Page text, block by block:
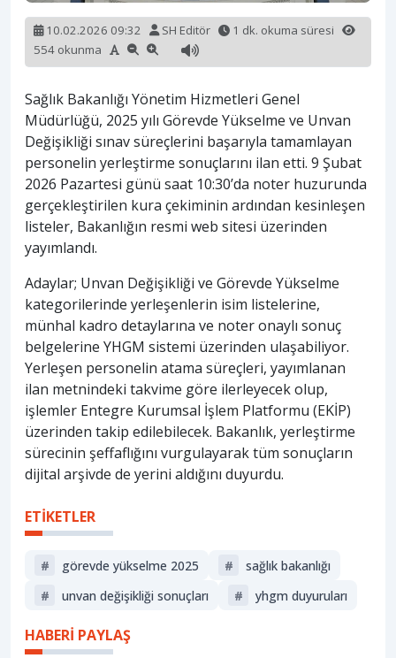
10.02.2026 09:32 SH Editör
1 dk. okuma süresi
554 okunma
Sağlık Bakanlığı Yönetim Hizmetleri Genel
Müdürlüğü, 2025 yılı Görevde Yükselme ve Unvan
Değişikliği sınav süreçlerini başarıyla tamamlayan
personelin yerleştirme sonuçlarını ilan etti. 9 Şubat
2026 Pazartesi günü saat 10:30’da noter huzurunda
gerçekleştirilen kura çekiminin ardından kesinleşen
listeler, Bakanlığın resmi web sitesi üzerinden
yayımlandı.
Adaylar; Unvan Değişikliği ve Görevde Yükselme
kategorilerinde yerleşenlerin isim listelerine,
münhal kadro detaylarına ve noter onaylı sonuç
belgelerine YHGM sistemi üzerinden ulaşabiliyor.
Yerleşen personelin atama süreçleri, yayımlanan
ilan metnindeki takvime göre ilerleyecek olup,
işlemler Entegre Kurumsal İşlem Platformu (EKİP)
üzerinden takip edilebilecek. Bakanlık, yerleştirme
sürecinin şeffaflığını vurgulayarak tüm sonuçların
dijital arşivde de yerini aldığını duyurdu.
ETİKETLER
# görevde yükselme 2025 #
sağlik bakanliği
#
unvan değişikliği sonuçları # yhgm duyuruları
HABERİ PAYLAŞ